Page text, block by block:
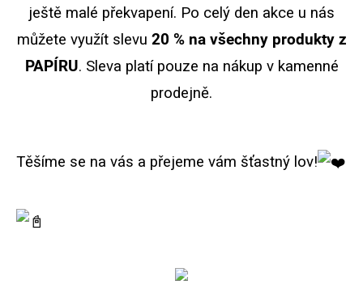
ještě malé překvapení. Po celý den akce u nás
můžete využít slevu 20 % na všechny produkty z
PAPÍRU. Sleva platí pouze na nákup v kamenné
prodejně.
Těšíme se na vás a přejeme vám šťastný lov!